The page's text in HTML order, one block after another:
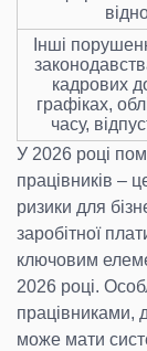
Інші
кадрових
графіках,
часу,
У 2026 році
працівників –
ризики для
заробітної
ключовим
2026 році.
працівниками,
може мати